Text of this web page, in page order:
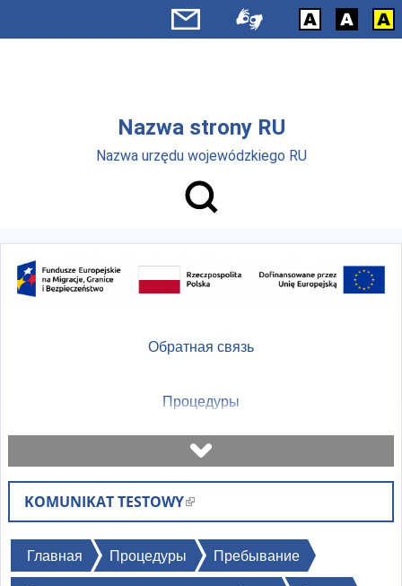
Перейти к основному содержанию
Nazwa strony RU
Nazwa urzędu wojewódzkiego RU
Обратная связь
Процедуры
Назначить встречу
Проверьте статус дела
Бланки
KOMUNIKAT TESTOWY(
в
н
е
ВыГлавная Процедуры
Пребывание